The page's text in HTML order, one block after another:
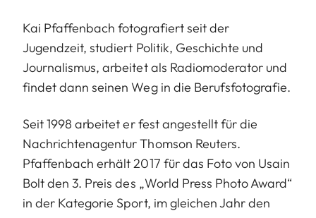
Kai Pfaffenbach fotografiert seit der
Jugendzeit, studiert Politik, Geschichte und
Journalismus, arbeitet als Radiomoderator und
findet dann seinen Weg in die Berufsfotografie.
Seit 1998 arbeitet er fest angestellt für die
Nachrichtenagentur Thomson Reuters.
Pfaffenbach erhält 2017 für das Foto von Usain
Bolt den 3. Preis des „World Press Photo Award“
in der Kategorie Sport, im gleichen Jahr den